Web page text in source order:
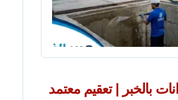
بالخبر | تعقيم معتمد